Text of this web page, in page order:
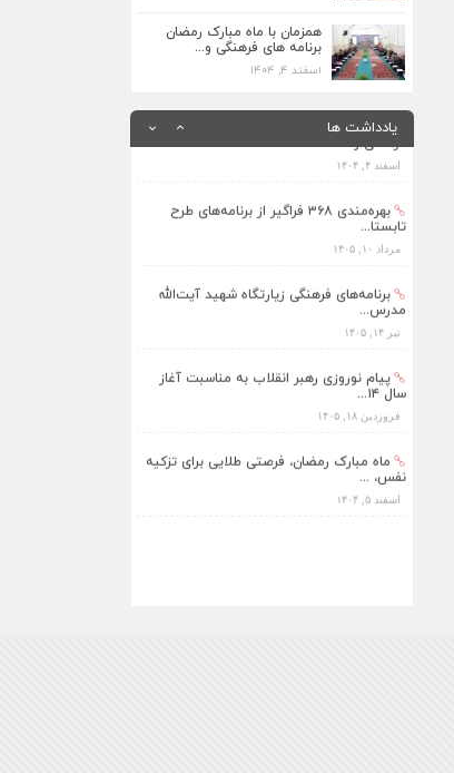
همزمان با ماه مبارک رمضان
برنامه های فرهنگی و...
اسفند ۴, ۱۴۰۴
یادداشت ها
نفس، ...
اسفند ۵, ۱۴۰۴
فرهنگی و...
اسفند ۴, ۱۴۰۴
مرداد ۱۰, ۱۴۰۵
برنامه‌های فرهنگی زیارتگاه شهید آیت‌الله
تیر ۱۴, ۱۴۰۵
پیام نوروزی رهبر انقلاب به مناسبت آغاز
فروردین ۱۸, ۱۴۰۵
ماه مبارک رمضان، فرصتی طلایی برای تزکیه
اسفند ۵, ۱۴۰۴
همزمان با ماه مبارک رمضان برنامه های